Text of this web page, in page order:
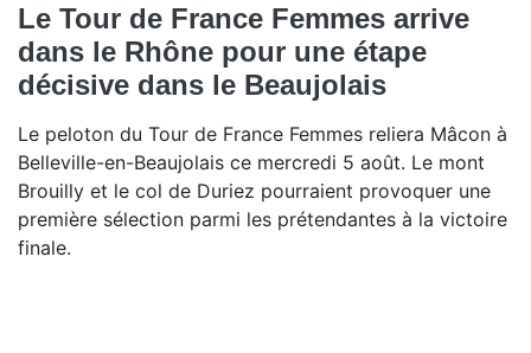
Le Tour de France Femmes arrive
dans le Rhône pour une étape
décisive dans le Beaujolais
Le peloton du Tour de France Femmes reliera Mâcon à
Belleville-en-Beaujolais ce mercredi 5 août. Le mont
Brouilly et le col de Duriez pourraient provoquer une
première sélection parmi les prétendantes à la victoire
finale.